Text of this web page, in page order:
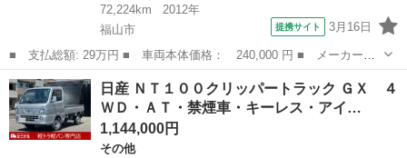
72,224km
2012年
福山市
提携サイト 3月16日
■ 支払総額: 29万円 ■ 車両本体価格： 240,000 円 ■ メーカー
名： 日産 ■ 車種名： マーチ ■ グレード名： １２Ｘ ＣＶ
Ｔ エアコン パワーステアリング パワーウィンドウ 電動格納ミ
ラー ナビゲーショ...
広島 福山市 マーチ
日産 ＮＴ１００クリッパートラック ＧＸ ４
ＷＤ・ＡＴ・禁煙車・キーレス・アイ…
1,144,000円
その他